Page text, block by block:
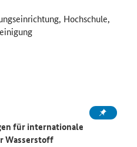
Hochschule,
für internationale
Wasserstoff